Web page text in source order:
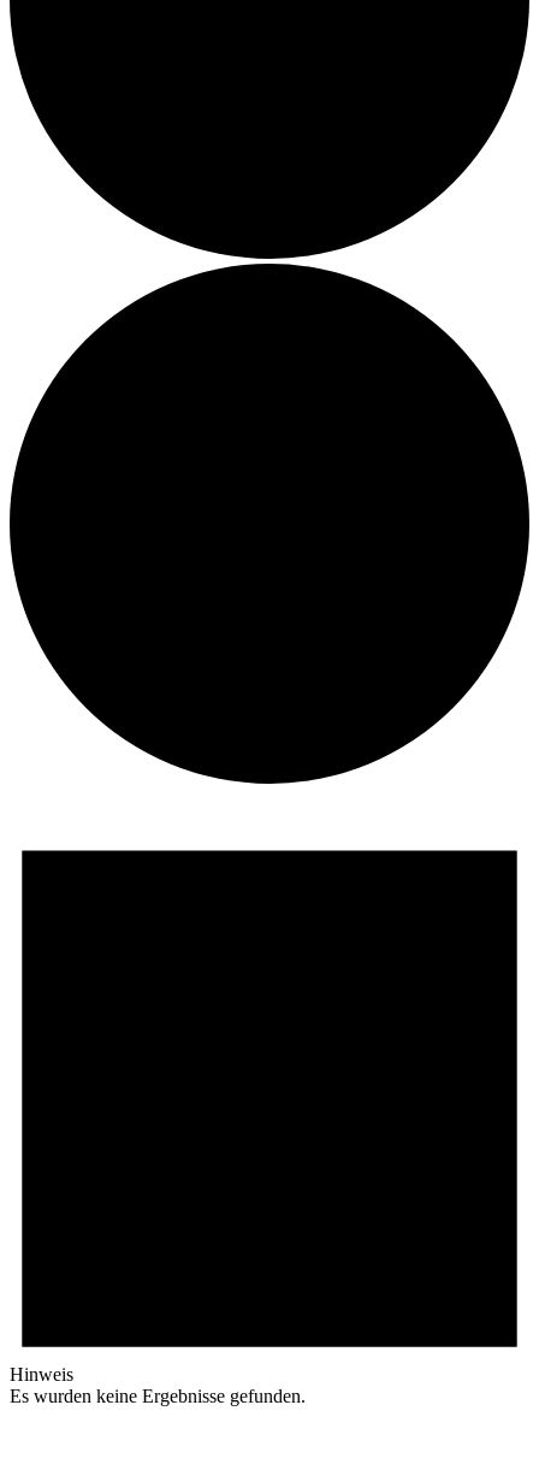
Hinweis
Es wurden keine Ergebnisse gefunden.